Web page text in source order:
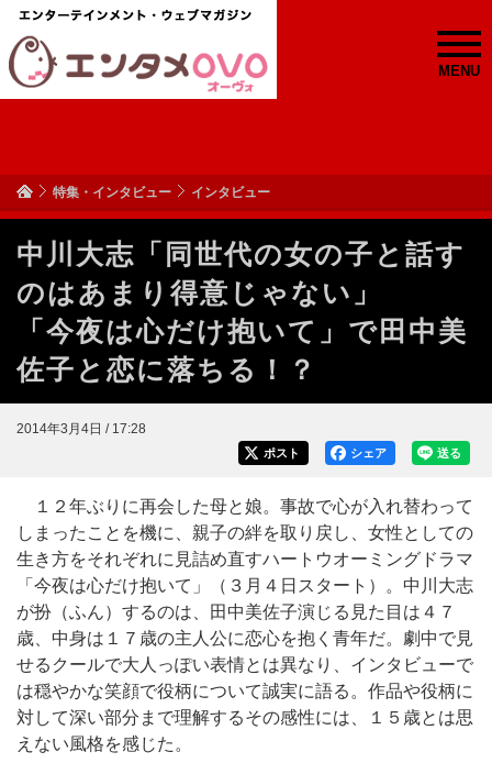
MENU
特集・インタビュー インタビュー
中川大志「同世代の女の子と話す
のはあまり得意じゃない」
「今夜は心だけ抱いて」で田中美
佐子と恋に落ちる！？
2014年3月4日 / 17:28
送る
シェア
ポスト
１２年ぶりに再会した母と娘。事故で心が入れ替わって
しまったことを機に、親子の絆を取り戻し、女性としての
生き方をそれぞれに見詰め直すハートウオーミングドラマ
「今夜は心だけ抱いて」（３月４日スタート）。中川大志
が扮（ふん）するのは、田中美佐子演じる見た目は４７
歳、中身は１７歳の主人公に恋心を抱く青年だ。劇中で見
せるクールで大人っぽい表情とは異なり、インタビューで
は穏やかな笑顔で役柄について誠実に語る。作品や役柄に
対して深い部分まで理解するその感性には、１５歳とは思
えない風格を感じた。